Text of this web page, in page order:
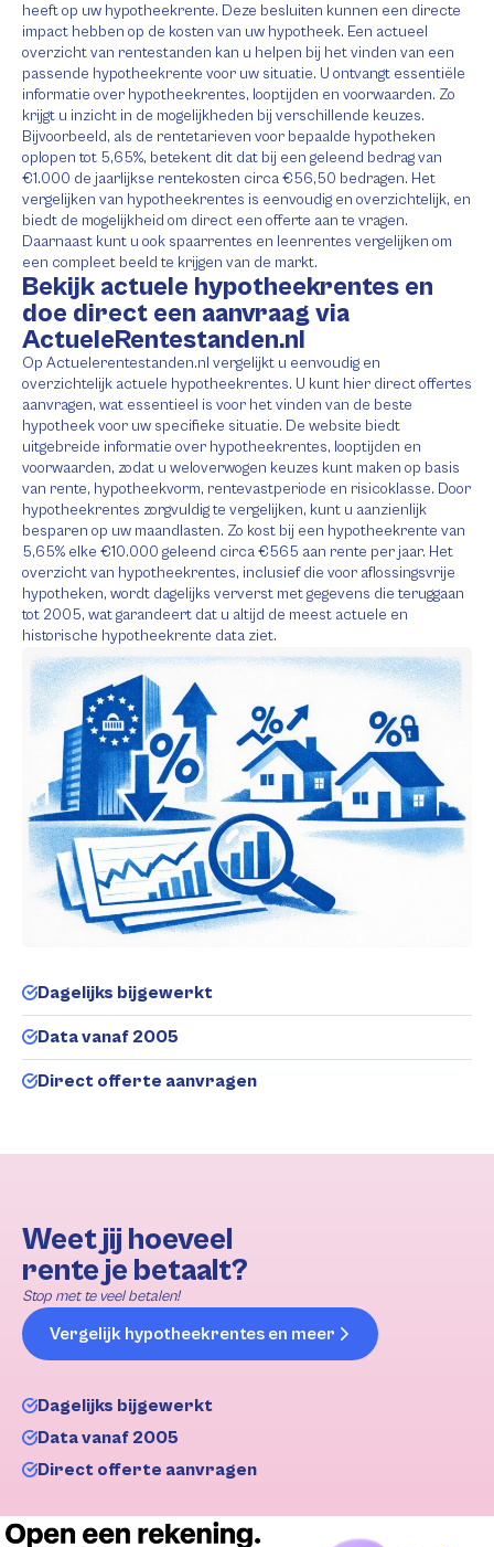
heeft op uw hypotheekrente. Deze besluiten kunnen een directe
impact hebben op de kosten van uw hypotheek. Een actueel
overzicht van rentestanden kan u helpen bij het vinden van een
passende hypotheekrente voor uw situatie. U ontvangt essentiële
informatie over hypotheekrentes, looptijden en voorwaarden. Zo
krijgt u inzicht in de mogelijkheden bij verschillende keuzes.
Bijvoorbeeld, als de rentetarieven voor bepaalde hypotheken
oplopen tot 5,65%, betekent dit dat bij een geleend bedrag van
€1.000 de jaarlijkse rentekosten circa €56,50 bedragen. Het
vergelijken van hypotheekrentes is eenvoudig en overzichtelijk, en
biedt de mogelijkheid om direct een offerte aan te vragen.
Daarnaast kunt u ook spaarrentes en leenrentes vergelijken om
een compleet beeld te krijgen van de markt.
Bekijk actuele hypotheekrentes en
doe direct een aanvraag via
ActueleRentestanden.nl
Op Actuelerentestanden.nl vergelijkt u eenvoudig en
overzichtelijk actuele hypotheekrentes. U kunt hier direct offertes
aanvragen, wat essentieel is voor het vinden van de beste
hypotheek voor uw specifieke situatie. De website biedt
uitgebreide informatie over hypotheekrentes, looptijden en
voorwaarden, zodat u weloverwogen keuzes kunt maken op basis
van rente, hypotheekvorm, rentevastperiode en risicoklasse. Door
hypotheekrentes zorgvuldig te vergelijken, kunt u aanzienlijk
besparen op uw maandlasten. Zo kost bij een hypotheekrente van
5,65% elke €10.000 geleend circa €565 aan rente per jaar. Het
overzicht van hypotheekrentes, inclusief die voor aflossingsvrije
hypotheken, wordt dagelijks ververst met gegevens die teruggaan
tot 2005, wat garandeert dat u altijd de meest actuele en
historische hypotheekrente data ziet.
Dagelijks bijgewerkt
Data vanaf 2005
Direct offerte aanvragen
Weet jij hoeveel
rente je betaalt?
Stop met te veel betalen!
Vergelijk hypotheekrentes en meer
Dagelijks bijgewerkt
Data vanaf 2005
Direct offerte aanvragen